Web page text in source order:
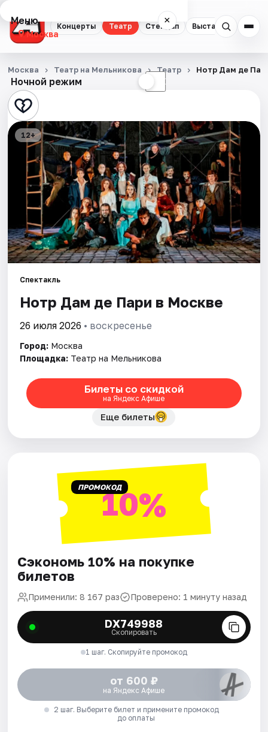
Концерты Театр Стендап Выставки
Меню ×
Москва
Концерты
Театр
Стендап
Выставки
Квесты
Экскурсии
Спорт
События
Города
Площадки
Артисты
Рейтинги
Ночной режим ☾
Москва Театр на Мельникова Театр Нотр Дам де
12+
Спектакль
Нотр Дам де Пари в Москве
26 июля 2026 • воскресенье
Город: Москва
Площадка: Театр на Мельникова
Билеты со скидкой
на Яндекс Афише
Еще билеты
ПРОМОКОД10%
Сэкономь 10% на покупке
билетов
Применили: 8 167 раз Проверено: 1 минуту назад
DX749988
Скопировать
1 шаг. Скопируйте промокод
от 600 ₽
на Яндекс Афише
2 шаг. Выберите билет и примените промокод
до оплаты